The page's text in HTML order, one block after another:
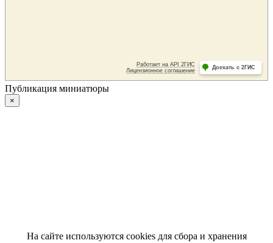
Публикация миниатюры
×
На сайте используются cookies для сбора и хранения